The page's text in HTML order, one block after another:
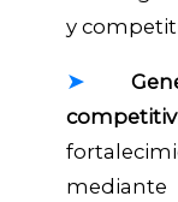
y
➤